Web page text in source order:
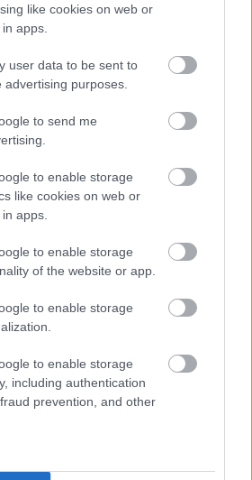
like cookies on web or
apps.
user data to be sent to
purposes.
to send me
to enable storage
like cookies on web or
apps.
to enable storage
of the website or app.
to enable storage
to enable storage
including authentication
prevention, and other
-%: 100 * nettotulos
oma pääoma keskimäärin
%
taso, voi olla hankala
tuotto-%: 100 *
+ verot (12 kk)]
keskimäärin
sijoittajien näkökulmasta
erittäin hyvä